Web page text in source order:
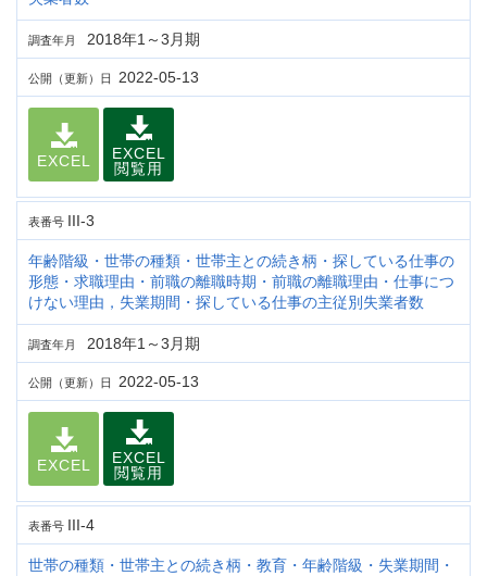
調査年月 2018年1～3月期
公開（更新）日 2022-05-13
EXCEL
EXCEL
閲覧用
表番号 III-3
年齢階級・世帯の種類・世帯主との続き柄・探している仕事の
形態・求職理由・前職の離職時期・前職の離職理由・仕事につ
けない理由，失業期間・探している仕事の主従別失業者数
調査年月 2018年1～3月期
公開（更新）日 2022-05-13
EXCEL
EXCEL
閲覧用
表番号 III-4
世帯の種類・世帯主との続き柄・教育・年齢階級・失業期間・